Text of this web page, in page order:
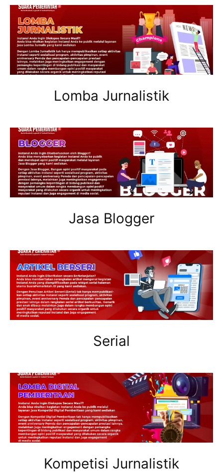
Lomba Jurnalistik
Jasa Blogger
Serial
Kompetisi Jurnalistik